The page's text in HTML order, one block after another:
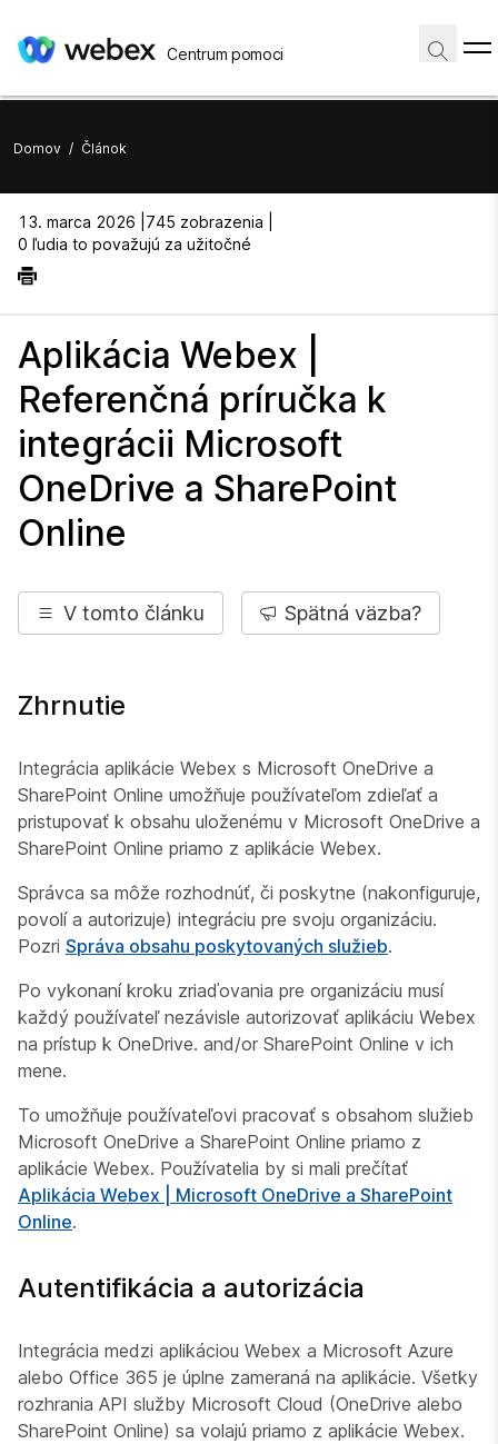
Centrum pomoci
Domov / Článok
13. marca 2026 | 745 zobrazenia |
0 ľudia to považujú za užitočné
Aplikácia Webex |
Referenčná príručka k
integrácii Microsoft
OneDrive a SharePoint
Online
V tomto článku Spätná väzba?
Zhrnutie
Integrácia aplikácie Webex s Microsoft OneDrive a
SharePoint Online umožňuje používateľom zdieľať a
pristupovať k obsahu uloženému v Microsoft OneDrive a
SharePoint Online priamo z aplikácie Webex.
Správca sa môže rozhodnúť, či poskytne (nakonfiguruje,
povolí a autorizuje) integráciu pre svoju organizáciu.
Pozri Správa obsahu poskytovaných služieb.
Po vykonaní kroku zriaďovania pre organizáciu musí
každý používateľ nezávisle autorizovať aplikáciu Webex
na prístup k OneDrive. and/or SharePoint Online v ich
mene.
To umožňuje používateľovi pracovať s obsahom služieb
Microsoft OneDrive a SharePoint Online priamo z
aplikácie Webex. Používatelia by si mali prečítať
Aplikácia Webex | Microsoft OneDrive a SharePoint
Online.
Autentifikácia a autorizácia
Integrácia medzi aplikáciou Webex a Microsoft Azure
alebo Office 365 je úplne zameraná na aplikácie. Všetky
rozhrania API služby Microsoft Cloud (OneDrive alebo
SharePoint Online) sa volajú priamo z aplikácie Webex.